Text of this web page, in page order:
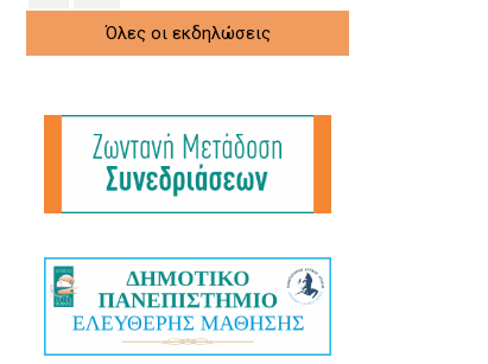
Όλες οι εκδηλώσεις